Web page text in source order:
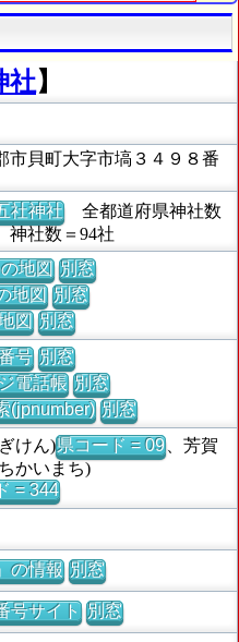
社】
市貝町大字市塙３４９８番
社神社全都道府県神社数
神社数＝94社
地図 別窓
地図 別窓
図 別窓
号 別窓
電話帳 別窓
(jpnumber) 別窓
けん)県コード = 09、芳賀
かいまち)
= 344
の情報 別窓
号サイト 別窓